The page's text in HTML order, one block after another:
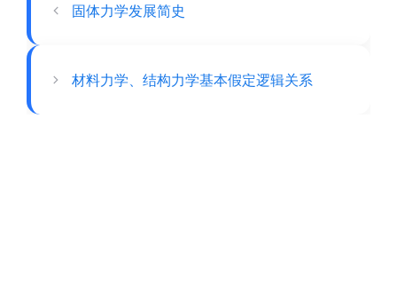
固体力学发展简史
材料力学、结构力学基本假定逻辑关系